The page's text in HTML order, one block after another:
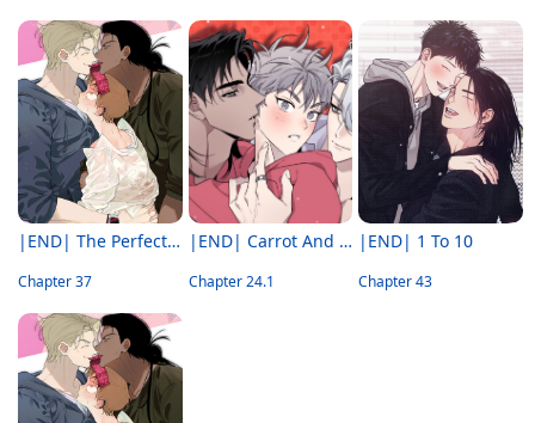
|END| The Perfect Triangle
Chapter 37
|END| Carrot And Stick
Chapter 24.1
|END| 1 To 10
Chapter 43